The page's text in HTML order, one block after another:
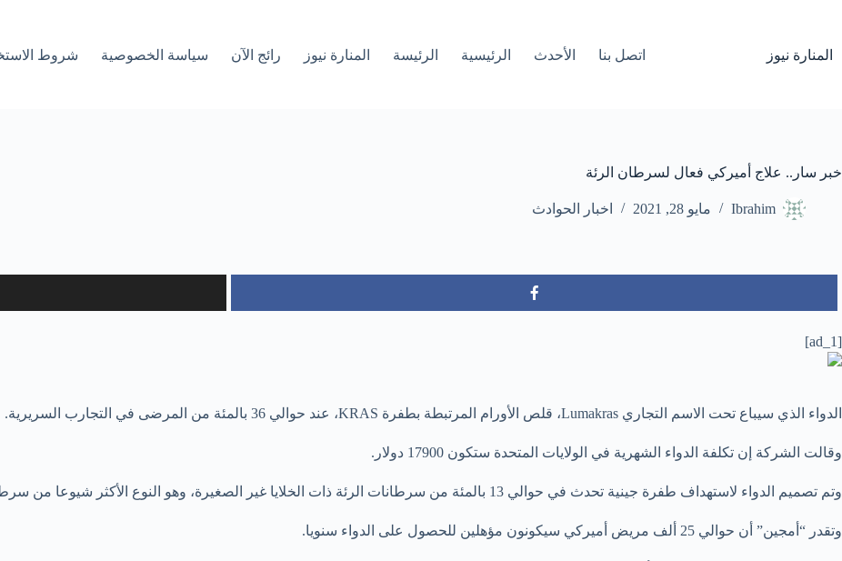
المنارة نيوز اتصل بنا الأحدث الرئيسية الرئیسة المنارة نيوز رائج الآن سياسة الخصوصية شروط
خبر سار.. علاج أميركي فعال لسرطان الرئة
Ibrahim مايو 28, 2021 اخبار الحوادث
[ad_1]
الدواء الذي سيباع تحت الاسم التجاري Lumakras، قلص الأورام المرتبطة بطفرة KRAS، عند حوالي 36 بالمئة من المرضى في التجارب السريرية.
وقالت الشركة إن تكلفة الدواء الشهرية في الولايات المتحدة ستكون 17900 دولار.
وتم تصميم الدواء لاستهداف طفرة جينية تحدث في حوالي 13 بالمئة من سرطانات الرئة ذات الخلايا غير الصغيرة، وهو النوع الأكثر شيوعا من سرطان الرئة.
وتقدر “أمجين” أن حوالي 25 ألف مريض أميركي سيكونون مؤهلين للحصول على الدواء سنويا.